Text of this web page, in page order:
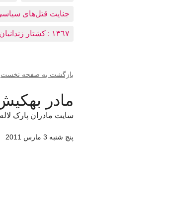
جنایت قتل‌های سیاسی
١٣٦٧ : کشتار زندانيان سياسی در زندان‌های ایران
بازگشت به صفحه نخست
مادر
سایت مادران پارک
پنج شنبه 3 مارس 2011